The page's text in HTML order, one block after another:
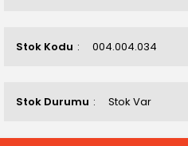
Stok Kodu 004.004.034
Stok Durumu Stok Var